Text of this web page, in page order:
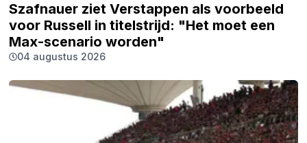
Szafnauer ziet Verstappen als voorbeeld
voor Russell in titelstrijd: "Het moet een
Max-scenario worden"
04 augustus 2026